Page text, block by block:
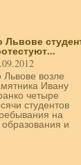
Львове
Львове возле
Ивану
четыре
студентов
на
и